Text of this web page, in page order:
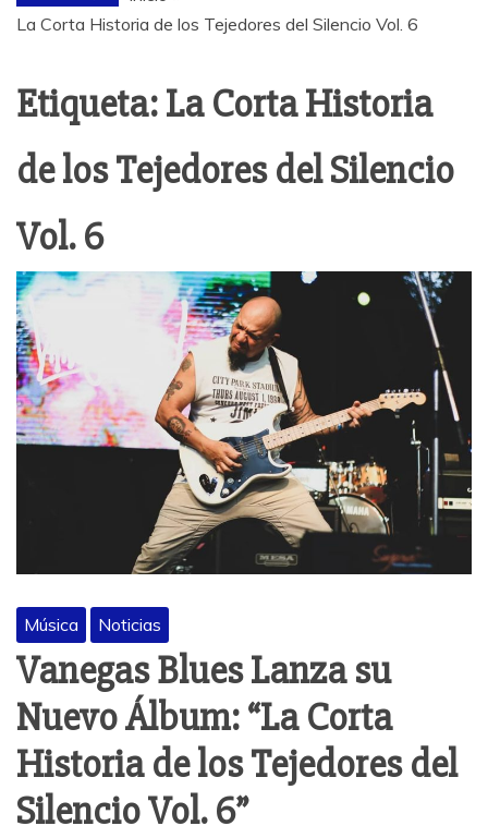
La Corta Historia de los Tejedores del Silencio Vol. 6
Etiqueta:La Corta Historia
de los Tejedores del Silencio
Vol. 6
Música Noticias
Vanegas Blues Lanza su
Nuevo Álbum: “La Corta
Historia de los Tejedores del
Silencio Vol. 6”